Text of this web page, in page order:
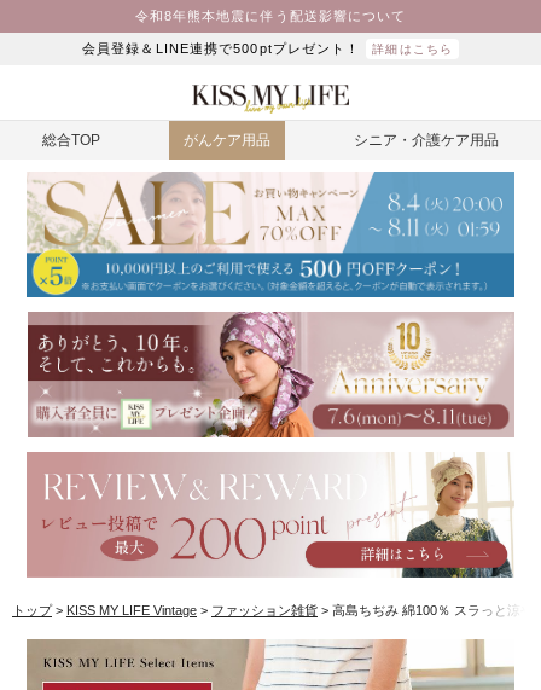
令和8年熊本地震に伴う配送影響について
会員登録＆LINE連携で500ptプレゼント！ 詳細はこちら
総合TOP がんケア用品 シニア・介護ケア用品
トップ KISS MY LIFE Vintage ファッション雑貨 高島ちぢみ 綿100％ スラっと涼や